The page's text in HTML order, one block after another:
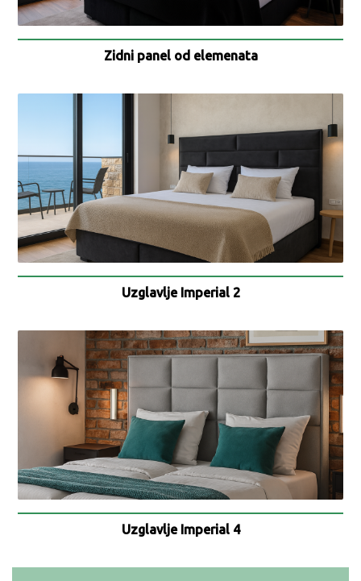
Zidni panel od elemenata
Uzglavlje Imperial 2
Uzglavlje Imperial 4